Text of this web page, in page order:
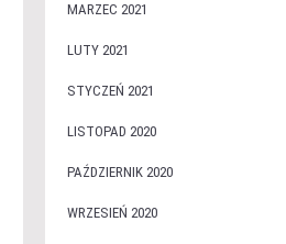
MARZEC 2021
LUTY 2021
STYCZEŃ 2021
LISTOPAD 2020
PAŹDZIERNIK 2020
WRZESIEŃ 2020